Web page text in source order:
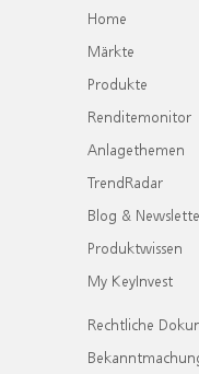
Home
Märkte
Produkte
Renditemonitor
Anlagethemen
TrendRadar
Blog &
Produktwissen
My KeyInvest
Rechtliche